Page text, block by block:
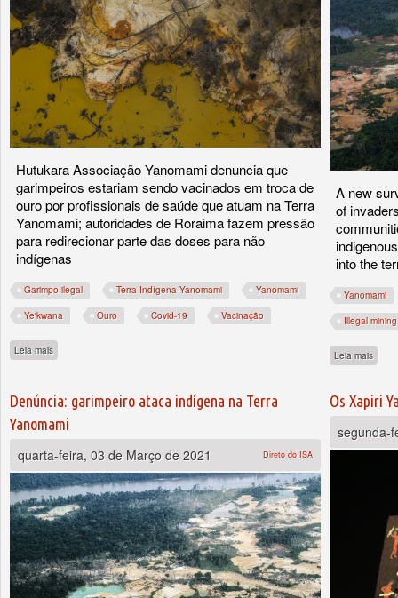
Hutukara Associação Yanomami denuncia que
garimpeiros estariam sendo vacinados em troca de
ouro por profissionais de saúde que atuam na Terra
Yanomami; autoridades de Roraima fazem pressão
para redirecionar parte das doses para não
indígenas
Garimpo ilegal Terra Indígena Yanomami Yanomami
Ye'kwana Ouro Covid-19 Vacinação
Leia mais
A new
of
into the
Yanomami
Illegal mining
Leia mais
Denúncia: garimpeiro ataca indígena na Terra
Yanomami
quarta-feira, 03 de Março de 2021
Direto do ISA
Os Xapiri
segunda-